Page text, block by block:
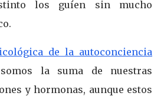
los guíen sin mucho
de la autoconciencia
la suma de nuestras
y hormonas, aunque estos